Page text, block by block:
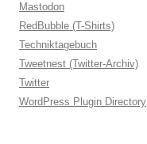
Mastodon
RedBubble (T-Shirts)
Techniktagebuch
Tweetnest (Twitter-Archiv)
Twitter
WordPress Plugin Directory